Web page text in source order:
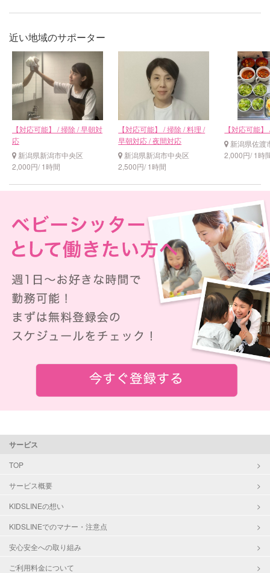
近い地域のサポーター
【対応可能】 / 掃除 / 早朝対
応
新潟県新潟市中央区
2,000円/ 1時間
【対応可能】 / 掃除 / 料理 /
早朝対応 / 夜間対応
新潟県新潟市中央区
2,500円/ 1時間
【対応可能
新潟県佐渡
2,000円/ 1時
サービス
TOP
サービス概要
KIDSLINEの想い
KIDSLINEでのマナー・注意点
安心安全への取り組み
ご利用料金について